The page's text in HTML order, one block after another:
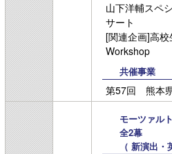
山下洋輔スペ
サート
[関連企画]高
Workshop
共催事業
第57回 熊本
モーツァル
全2幕
（ 新演出